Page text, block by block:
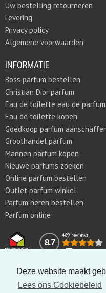
Deze website maakt
Lees ons Cookiebeleid
Uw bestelling retourneren
Levering
Privacy policy
Algemene voorwaarden
INFORMATIE
Boss parfum bestellen
Christian Dior parfum
Eau de toilette eau de parfum
Eau de toilette kopen
Goedkoop parfum
Groothandel parfum
Mannen parfum kopen
Nieuwe parfums zoeken
Online parfum bestellen
Outlet parfum winkel
Parfum heren bestellen
Parfum online
8.7
489 reviews
Copyright © 2011-2026